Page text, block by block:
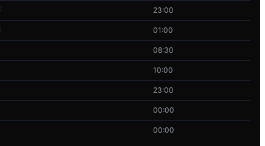
23:00
01:00
08:30
10:00
23:00
00:00
00:00